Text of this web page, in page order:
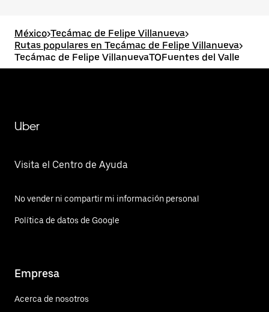
México>Tecámac de Felipe Villanueva>
Rutas populares en Tecámac de Felipe Villanueva>
Tecámac de Felipe VillanuevaTOFuentes del Valle
Uber
Visita el Centro de Ayuda
No vender ni compartir mi información personal
Política de datos de Google
Empresa
Acerca de nosotros